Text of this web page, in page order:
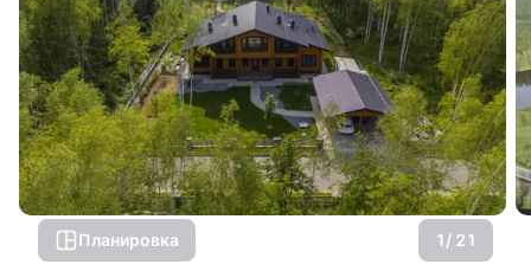
Планировка 1/ 21